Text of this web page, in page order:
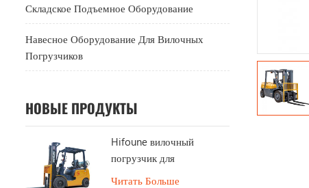
Складское Подъемное Оборудование
Навесное Оборудование Для Вилочных
Погрузчиков
НОВЫЕ ПРОДУКТЫ
Hifoune вилочный
погрузчик для
Читать Больше